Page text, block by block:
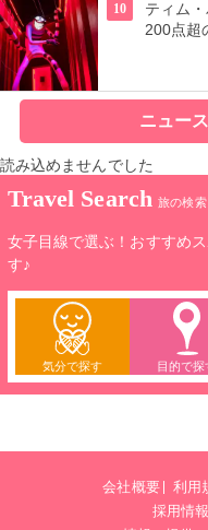
10
ティム
200点超
ニュー
読み込めませんでした
Travel Search 旅の検索
女子目線で選ぶ！おすすめ
す♪
気分で探す 目的で探
会社概要 利用
採用情報